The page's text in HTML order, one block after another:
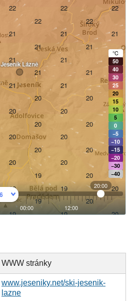
WWW stránky
www.jeseniky.net/ski-jesenik-
lazne